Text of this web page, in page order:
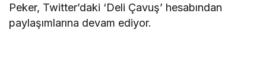
Peker, Twitter’daki ‘Deli Çavuş’ hesabından
paylaşımlarına devam ediyor.